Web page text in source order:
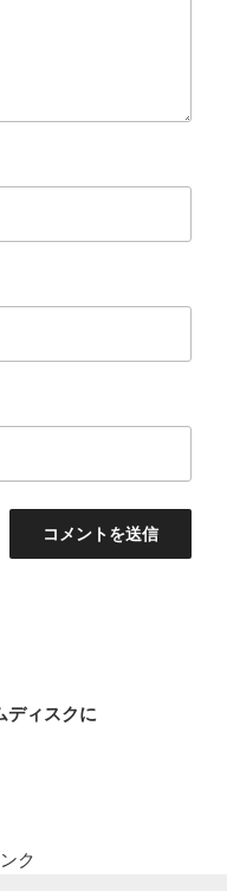
ディスクに
ク